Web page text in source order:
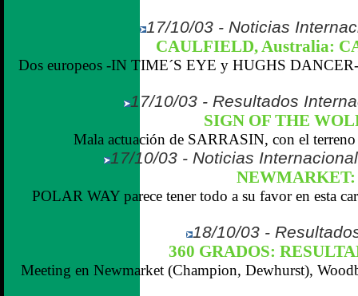
17/10/03 - Noticias
CAULFIELD, Australia:
Dos europeos -IN TIME´S EYE y HUGHS DANCER-
17/10/03 - Resultados
SIGN OF THE
Mala actuación de SARRASIN, con el terreno
17/10/03 - Noticias
POLAR WAY parece tener todo a su favor en esta
18/10/03 -
360 GRADOS:
Meeting en Newmarket (Champion, Dewhurst),